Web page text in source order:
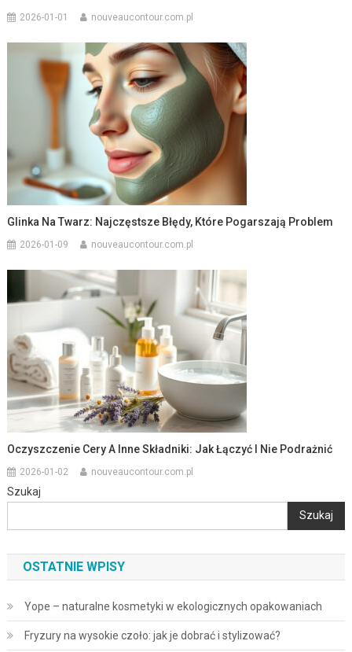
2026-01-01 nouveaucontour.com.pl
Glinka Na Twarz: Najczęstsze Błędy, Które Pogarszają Problem
2026-01-09 nouveaucontour.com.pl
Oczyszczenie Cery A Inne Składniki: Jak Łączyć I Nie Podrażnić
2026-01-02 nouveaucontour.com.pl
Szukaj
Szukaj
OSTATNIE WPISY
Yope – naturalne kosmetyki w ekologicznych opakowaniach
Fryzury na wysokie czoło: jak je dobrać i stylizować?